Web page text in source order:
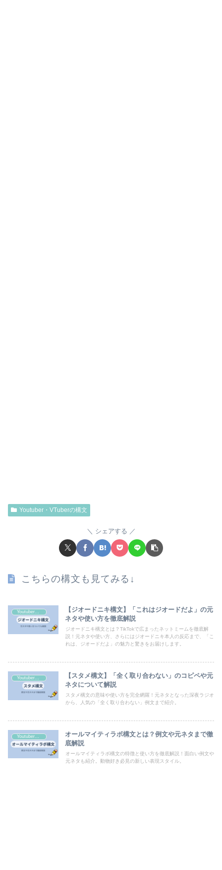
Youtuber・VTuberの構文
シェアする
こちらの構文も見てみる↓
Youtuber・VTuberの構文
【ジオードニキ構文】「これはジオードだよ」の元
ネタや使い方を徹底解説
ジオードニキ構文とは？TikTokで広まったネットミームを徹底解
説！元ネタや使い方、さらにはジオードニキ本人の反応まで、「こ
れは、ジオードだよ」の魅力と驚きをお届けします。
Youtuber・VTuberの構文
【スタメ構文】「全く取り合わない」のコピペや元
ネタについて解説
スタメ構文の意味や使い方を完全網羅！元ネタとなった深夜ラジオ
から、人気の「全く取り合わない」例文まで紹介。
Youtuber・VTuberの構文
オールマイティラボ構文とは？例文や元ネタまで徹
底解説
オールマイティラボ構文の特徴と使い方を徹底解説！面白い例文や
元ネタも紹介。動物好き必見の新しい表現スタイル。